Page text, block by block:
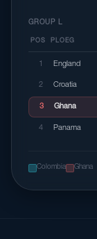
GROUP L
POS PLOEG
1 England
2 Croatia
3 Ghana
4 Panama
Colombia Ghana